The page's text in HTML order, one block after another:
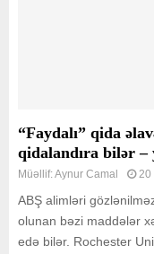
“Faydalı” qida
qidalandıra bilər –
Müəllif:Aynur Camal 20
ABŞ alimləri
olunan bəzi maddələr
edə bilər. Rochester